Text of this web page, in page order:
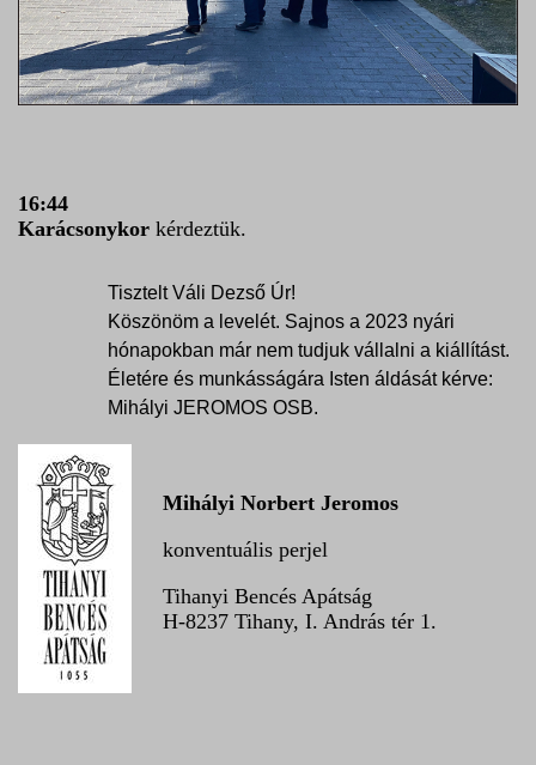
16:44
Karácsonykor kérdeztük.
Tisztelt Váli Dezső Úr!
Köszönöm a levelét. Sajnos a 2023 nyári
hónapokban már nem tudjuk vállalni a kiállítást.
Életére és munkásságára Isten áldását kérve:
Mihályi JEROMOS OSB.
Mihályi Norbert Jeromos
konventuális perjel
Tihanyi Bencés Apátság
H-8237 Tihany, I. András tér 1.